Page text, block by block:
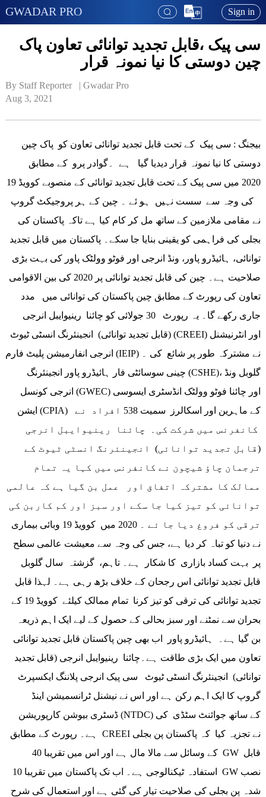
GWADAR PRO Sign in
سی پیک ،قابل تجدید توانائی تعاون پاک
چین دوستی کا نیا نمونہ قرار
By Staff Reporter   | Gwadar Pro
Aug 3, 2021
بیجنگ : سی پیک کے تحت قابل تجدید توانائی تعاون کو پاک چین
دوستی کا نیا نمونہ قرار دیدیا گیا ہے ۔گوادر پرو کے مطابق
2020 میں سی پیک کے تحت قابل تجدید توانائی کے منصوبے کوویڈ 19
کی وجہ سے سست نہیں ہو ئے ۔ چین کے ہر پروجیکٹ گروپ
نے مقامی ملازمین کے ساتھ مل کر کام کیا ہے تاکہ پاکستان کی
بجلی کی فراہمی کو یقینی بنایا جا سکے۔ پاکستان میں قابل تجدید
توانائی، ہائیڈرو پاور، ونڈ انرجی اور فوٹو وولٹک پاور کی بہت بڑی
صلاحیت ہے۔ چین کی قابل تجدید توانائی پر 2020 کی بین الاقوامی
تعاون کی رپورٹ کے مطابق چین پاکستان کی توانائی میں مدد
جاری رکھے گا۔ یہ رپورٹ 30 جولائی کو چائنا رینیوایبل انرجی
(قابل تجدید توانائی) انجینئرنگ انسٹی ٹیوٹ (CREEI) اور انٹرنیشنل
انرجی انفارمیشن پلیٹ فارم (IEIP) نے مشترکہ طور پر شائع کی ۔
چینی سوسائٹی فار ہائیڈرو پاور انجینئرنگ (CSHE)، گلوبل ونڈ
انرجی کونسل (GWEC) اور چائنا فوٹو وولٹک انڈسٹری ایسوسی
ایشن (CPIA) کے ماہرین اور اسکالرز سمیت 538 افراد نے
کانفرنس میں شرکت کی۔ چائنا رینیوایبل انرجی
(قابل تجدید توانائی) انجینئرنگ انسٹی ٹیوٹ کے
ترجمان چاؤ شیچون نے کانفرنس میں کہا یہ تمام
ممالک کا مشترکہ اتفاق اور عمل بن گیا ہے کہ عالمی
توانائی کو تیز کیا جا سکے اور سبز اور کم کاربن کی
ترقی کو فروغ دیا جا ئے ۔ 2020 میں کوویڈ 19 وبائی بیماری
نے دنیا کو تباہ کر دیا ہے، جس کی وجہ سے معیشت عالمی سطح
پر بہت کساد بازاری کا شکار ہے۔ تاہم، گزشتہ سال گلوبل
قابل تجدید توانائی اس رجحان کے خلاف بڑھ رہی ہے۔ لہذا قابل
تجدید توانائی کی ترقی کو تیز کرنا تمام ممالک کیلئے کوویڈ 19 کے
بحران سے نمٹنے اور سبز بحالی کے حصول کے لیے ایک اہم ذریعہ
بن گیا ہے۔ ہائیڈرو پاور اب بھی چین پاکستان قابل تجدید توانائی
تعاون میں ایک بڑی طاقت ہے۔چائنا رینیوایبل انرجی (قابل تجدید
توانائی) انجینئرنگ انسٹی ٹیوٹ سی پیک انرجی پلاننگ ایکسپرٹ
گروپ کا ایک اہم رکن ہے اور اس نے نیشنل ٹرانسمیشن اینڈ
ڈسٹری بیوشن کارپوریشن (NTDC) کے ساتھ جوائنٹ سٹڈی کی
ہے۔ رپورٹ کے مطابق CREEI نے تجزیہ کیا کہ پاکستان پن بجلی
کے وسائل سے مالا مال ہے اور اس میں تقریبا 40 GW قابل
استفادہ ٹیکنالوجی ہے۔ اب تک پاکستان میں تقریبا 10 GW نصب
شدہ پن بجلی کی صلاحیت تیار کی گئی ہے اور استعمال کی شرح